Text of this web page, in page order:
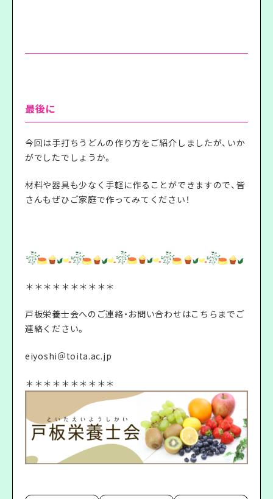
最後に
今回は手打ちうどんの作り方をご紹介しましたが、いか
がでしたでしょうか。
材料や器具も少なく手軽に作ることができますので、皆
さんもぜひご家庭で作ってみてください！
＊＊＊＊＊＊＊＊＊＊
戸板栄養士会へのご連絡・お問い合わせはこちらまでご
連絡ください。
eiyoshi＠toita.ac.jp
＊＊＊＊＊＊＊＊＊＊